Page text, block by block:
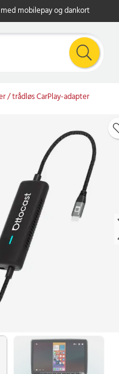
mobilepay og dankort
/ trådløs CarPlay-adapter